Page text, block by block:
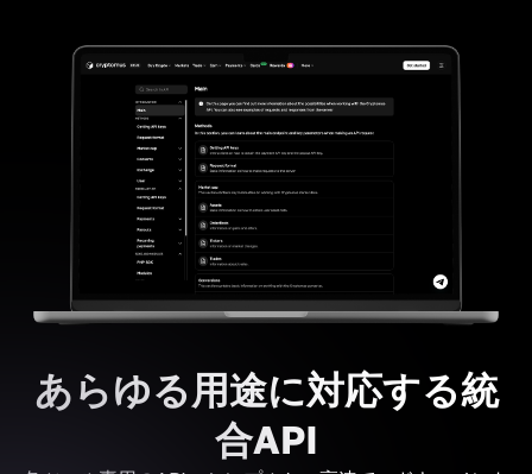
あらゆる用途に対応する統
合API